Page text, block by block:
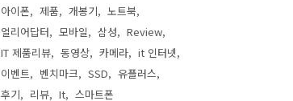
아이폰
제품 개봉기
노트북
얼리어답터
모바일 삼성
Review
IT 제품리뷰
동영상 카메라
it 인터넷
이벤트
벤치마크 SSD
유플러스
후기
리뷰 It 스마트폰